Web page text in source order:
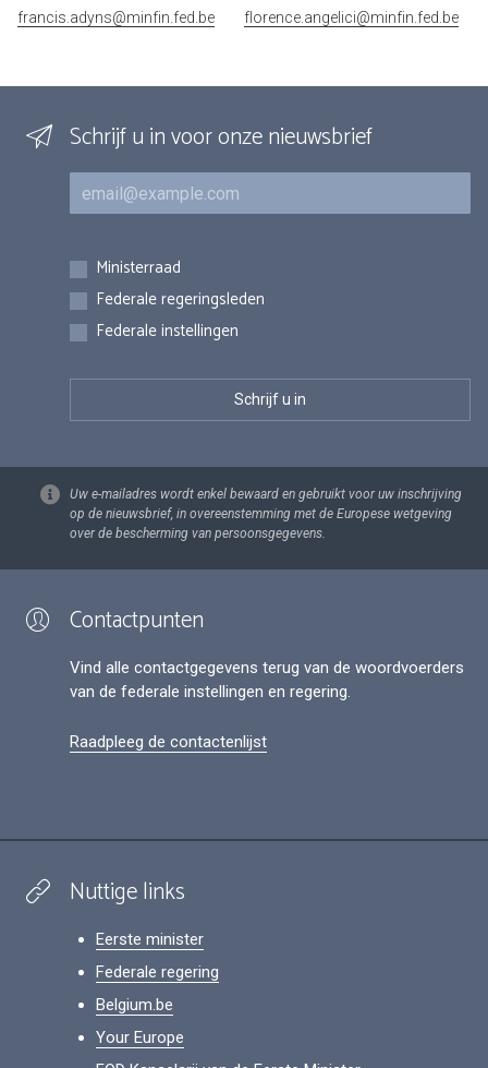
francis.adyns@minfin.fed.be
florence.angelici@minfin.fed.be
Schrijf u in voor onze nieuwsbrief
E-mail
Inschrijvingen
Ministerraad
Federale regeringsleden
Federale instellingen
Uw e-mailadres wordt enkel bewaard en gebruikt voor uw inschrijving
op de nieuwsbrief, in overeenstemming met de Europese wetgeving
over de bescherming van persoonsgegevens.
Contactpunten
Vind alle contactgegevens terug van de woordvoerders
van de federale instellingen en regering.
Raadpleeg de contactenlijst
Nuttige links
Eerste minister
Federale regering
Belgium.be
Your Europe